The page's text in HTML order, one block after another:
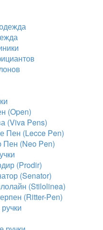
(Open)
(Viva Pens)
Пен (Lecce Pen)
Пен (Neo Pen)
(Prodir)
(Senator)
(Stilolinea)
(Ritter-Pen)